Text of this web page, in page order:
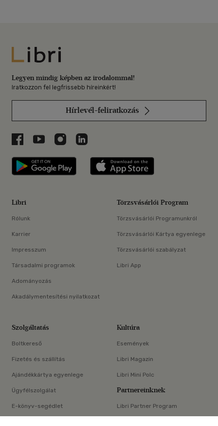
Libri
Legyen mindig képben az irodalommal!
Iratkozzon fel legfrissebb híreinkért!
Hírlevél-feliratkozás
Libri a Facebookon
Libri a Youtube-on
Libri az Instagramon
Libri a LinkedInen
Libri applikáció Szerezd meg: Google
Libri
Rólunk
Karrier
Impresszum
Társadalmi programok
Adományozás
Akadálymentesítési nyilatkozat
Törzsvásárlói Program
Törzsvásárlói Programunkról
Törzsvásárlói Kártya egyenlege
Törzsvásárlói szabályzat
Libri App
Szolgáltatás
Boltkereső
Fizetés és szállítás
Ajándékkártya egyenlege
Ügyfélszolgálat
E-könyv-segédlet
Kultúra
Események
Libri Magazin
Libri Mini Polc
Partnereinknek
Libri Partner Program